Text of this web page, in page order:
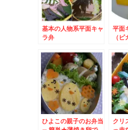
基本の人物系平面キャ
ラ弁
平面
（
ンス
ひよこの親子のお弁当
クリ